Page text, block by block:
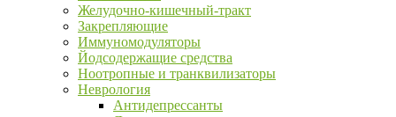
Желудочно-кишечный-тракт
Закрепляющие
Иммуномодуляторы
Йодсодержащие средства
Ноотропные и транквилизаторы
Неврология
Антидепрессанты